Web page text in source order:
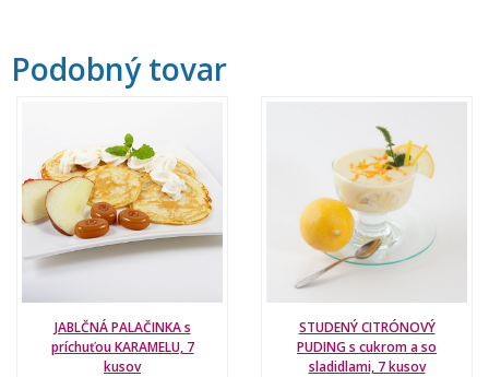
Podobný tovar
JABLČNÁ PALAČINKA s
príchuťou KARAMELU, 7
kusov
STUDENÝ CITRÓNOVÝ
PUDING s cukrom a so
sladidlami, 7 kusov